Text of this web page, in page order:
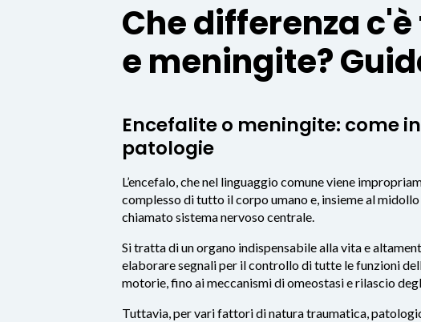
Che differenza
e meningite?
Encefalite o meningite: come
patologie
L’encefalo, che nel linguaggio comune viene
complesso di tutto il corpo umano e, insieme al
chiamato sistema nervoso centrale.
Si tratta di un organo indispensabile alla vita e
elaborare segnali per il controllo di tutte le funzioni
motorie, fino ai meccanismi di omeostasi e rilascio
Tuttavia, per vari fattori di natura traumatica,